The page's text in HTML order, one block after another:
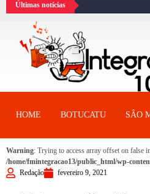
Últimas notícias
HOME BOTUCATU SÂO
Warning: Trying to access array offset on false
/home/fmintegracao13/public_html/wp-
Redação
fevereiro 9, 2021